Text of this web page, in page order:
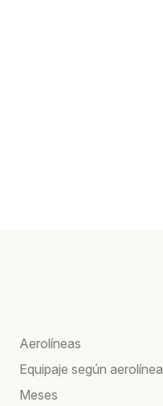
Aerolíneas
Equipaje según aerolínea
Meses